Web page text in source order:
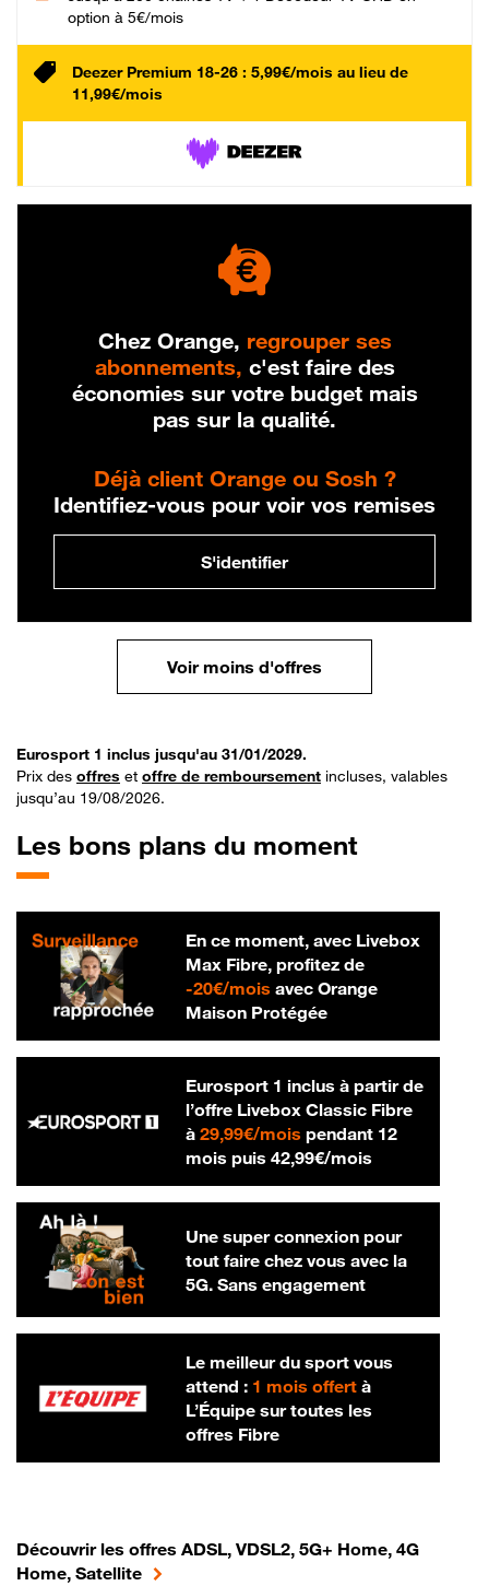
option à 5€/mois
Deezer Premium 18-26 : 5,99€/mois au lieu de
11,99€/mois
Chez Orange, regrouper ses
abonnements, c'est faire des
économies sur votre budget mais
pas sur la qualité.
Déjà client Orange ou Sosh ?
Identifiez-vous pour voir vos remises
S'identifier
Voir moins d'offres
Eurosport 1 inclus jusqu'au 31/01/2029.
Prix des offres et offre de remboursement incluses, valables
jusqu’au 19/08/2026.
Les bons plans du moment
En ce moment, avec Livebox
Max Fibre, profitez de
-20€/mois20 € par mois
avec Orange
Maison Protégée
Eurosport 1 inclus à partir de
l’offre Livebox Classic Fibre
à 29,99€/mois29,99 € par mois
pendant 12
mois puis 42,99€/mois42,99 € par
Une super connexion pour
tout faire chez vous avec la
5G. Sans engagement
Le meilleur du sport vous
attend : 1 mois offertà
L’Équipe sur toutes les
offres Fibre
Découvrir les offres ADSL, VDSL2, 5G+ Home, 4G
Home, Satellite